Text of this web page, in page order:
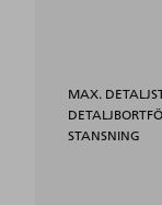
MAX.
STANSNING